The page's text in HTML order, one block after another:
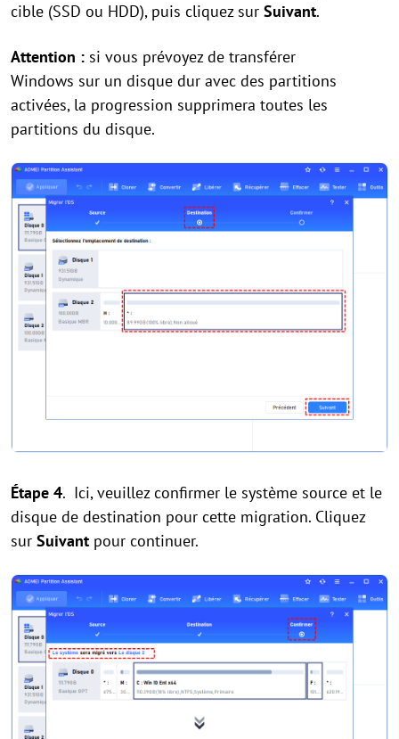
cible (SSD ou HDD), puis cliquez sur Suivant.
Attention : si vous prévoyez de transférer
Windows sur un disque dur avec des partitions
activées, la progression supprimera toutes les
partitions du disque.
Étape 4. Ici, veuillez confirmer le système source et le
disque de destination pour cette migration. Cliquez
sur Suivant pour continuer.